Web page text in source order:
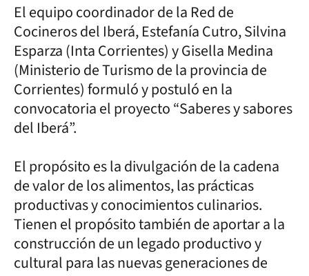
El equipo coordinador de la Red de
Cocineros del Iberá, Estefanía Cutro, Silvina
Esparza (Inta Corrientes) y Gisella Medina
(Ministerio de Turismo de la provincia de
Corrientes) formuló y postuló en la
convocatoria el proyecto “Saberes y sabores
del Iberá”.
El propósito es la divulgación de la cadena
de valor de los alimentos, las prácticas
productivas y conocimientos culinarios.
Tienen el propósito también de aportar a la
construcción de un legado productivo y
cultural para las nuevas generaciones de